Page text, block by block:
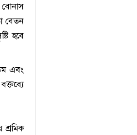
বেতন
হবে
এবং
শ্রমিক